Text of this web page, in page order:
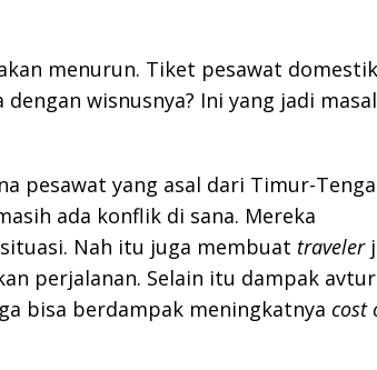
menurun. Tiket pesawat
wisnusnya? Ini yang jadi
pesawat yang asal dari Timur-
ada konflik di sana. Mereka
Nah itu juga membuat traveler
perjalanan. Selain itu dampak
bisa berdampak meningkatnya cost